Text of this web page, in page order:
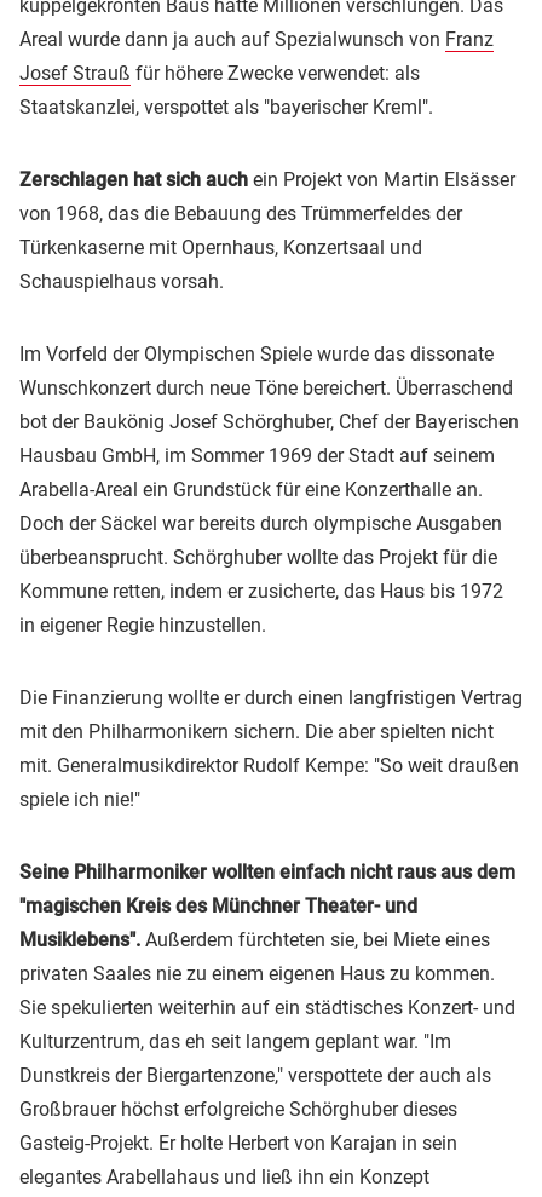
kuppelgekrönten Baus hätte Millionen verschlungen. Das
Areal wurde dann ja auch auf Spezialwunsch von Franz
Josef Strauß für höhere Zwecke verwendet: als
Staatskanzlei, verspottet als "bayerischer Kreml".
Zerschlagen hat sich auch ein Projekt von Martin Elsässer
von 1968, das die Bebauung des Trümmerfeldes der
Türkenkaserne mit Opernhaus, Konzertsaal und
Schauspielhaus vorsah.
Im Vorfeld der Olympischen Spiele wurde das dissonate
Wunschkonzert durch neue Töne bereichert. Überraschend
bot der Baukönig Josef Schörghuber, Chef der Bayerischen
Hausbau GmbH, im Sommer 1969 der Stadt auf seinem
Arabella-Areal ein Grundstück für eine Konzerthalle an.
Doch der Säckel war bereits durch olympische Ausgaben
überbeansprucht. Schörghuber wollte das Projekt für die
Kommune retten, indem er zusicherte, das Haus bis 1972
in eigener Regie hinzustellen.
Die Finanzierung wollte er durch einen langfristigen Vertrag
mit den Philharmonikern sichern. Die aber spielten nicht
mit. Generalmusikdirektor Rudolf Kempe: "So weit draußen
spiele ich nie!"
Seine Philharmoniker wollten einfach nicht raus aus dem
"magischen Kreis des Münchner Theater- und
Musiklebens". Außerdem fürchteten sie, bei Miete eines
privaten Saales nie zu einem eigenen Haus zu kommen.
Sie spekulierten weiterhin auf ein städtisches Konzert- und
Kulturzentrum, das eh seit langem geplant war. "Im
Dunstkreis der Biergartenzone," verspottete der auch als
Großbrauer höchst erfolgreiche Schörghuber dieses
Gasteig-Projekt. Er holte Herbert von Karajan in sein
elegantes Arabellahaus und ließ ihn ein Konzept